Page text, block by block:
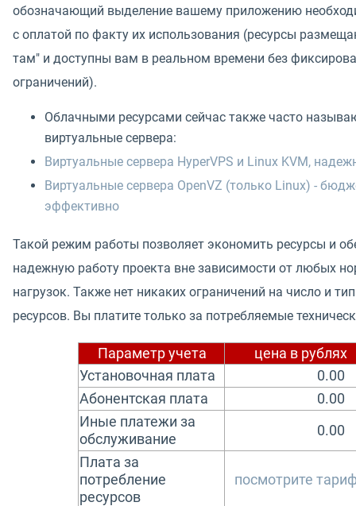
обозначающий выделение вашему приложению
с оплатой по факту их использования (ресурсы
там" и доступны вам в реальном времени без
ограничений).
Облачными ресурсами сейчас также часто
виртуальные сервера:
Виртуальные сервера HyperVPS и Linux KVM,
Виртуальные сервера OpenVZ (только Linux) -
эффективно
Такой режим работы позволяет экономить ресурсы и
надежную работу проекта вне зависимости от любых
нагрузок. Также нет никаких ограничений на число и
ресурсов. Вы платите только за потребляемые
Параметр учета
цена в рублях
Установочная плата
Абонентская плата
Иные платежи за
обслуживание
Плата за
потребление
ресурсов
посмотрите